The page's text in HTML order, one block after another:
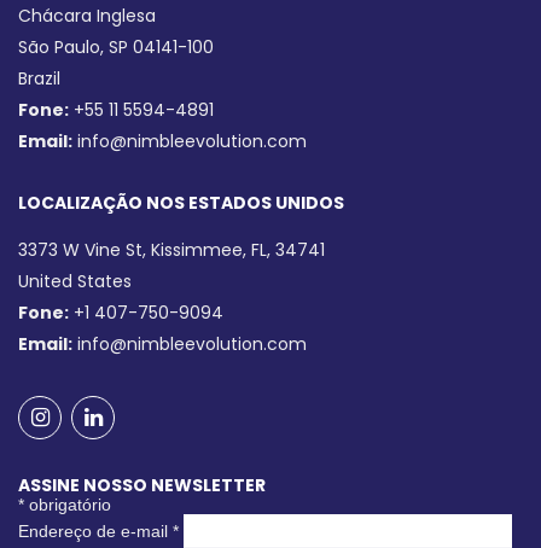
Chácara Inglesa
São Paulo, SP 04141-100
Brazil
Fone: +55 11 5594-4891
Email: info@nimbleevolution.com
LOCALIZAÇÃO NOS ESTADOS UNIDOS
3373 W Vine St, Kissimmee, FL, 34741
United States
Fone: +1 407-750-9094
Email: info@nimbleevolution.com
ASSINE NOSSO NEWSLETTER
* obrigatório
Endereço de e-mail *